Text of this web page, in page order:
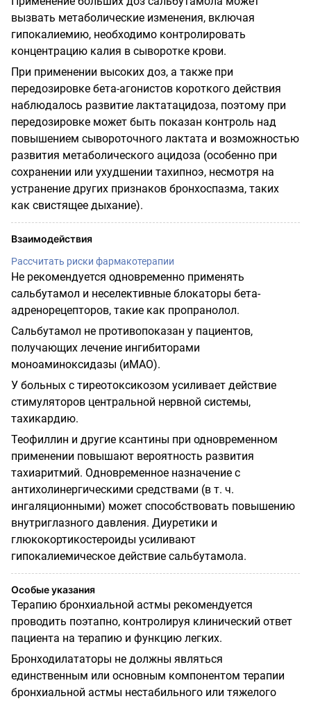
вызвать метаболические изменения, включая
гипокалиемию, необходимо контролировать
концентрацию калия в сыворотке крови.
При применении высоких доз, а также при
передозировке бета-агонистов короткого действия
наблюдалось развитие лактатацидоза, поэтому при
передозировке может быть показан контроль над
повышением сывороточного лактата и возможностью
развития метаболического ацидоза (особенно при
сохранении или ухудшении тахипноэ, несмотря на
устранение других признаков бронхоспазма, таких
как свистящее дыхание).
Взаимодействия
Рассчитать риски фармакотерапии
Не рекомендуется одновременно применять
сальбутамол и неселективные блокаторы бета-
адренорецепторов, такие как пропранолол.
Сальбутамол не противопоказан у пациентов,
получающих лечение ингибиторами
моноаминоксидазы (иМАО).
У больных с тиреотоксикозом усиливает действие
стимуляторов центральной нервной системы,
тахикардию.
Теофиллин и другие ксантины при одновременном
применении повышают вероятность развития
тахиаритмий. Одновременное назначение с
антихолинергическими средствами (в т. ч.
ингаляционными) может способствовать повышению
внутриглазного давления. Диуретики и
глюкокортикостероиды усиливают
гипокалиемическое действие сальбутамола.
Особые указания
Терапию бронхиальной астмы рекомендуется
проводить поэтапно, контролируя клинический ответ
пациента на терапию и функцию легких.
Бронходилататоры не должны являться
единственным или основным компонентом терапии
бронхиальной астмы нестабильного или тяжелого